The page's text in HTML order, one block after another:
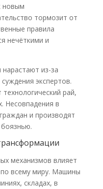
новым
тормозит от
правила
нечёткими и
из-за
экспертов.
рай,
Несовпадения в
и производят
механизмов влияет
всему миру. Машины
складах, в